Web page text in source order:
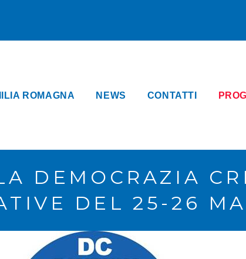
ROMAGNA NEWS CONTATTI
DEMOCRAZIA
DEL 25-26